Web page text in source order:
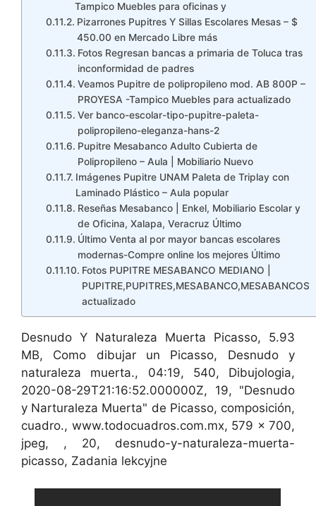
Tampico Muebles para oficinas y
Pizarrones Pupitres Y Sillas Escolares Mesas – $
450.00 en Mercado Libre más
Fotos Regresan bancas a primaria de Toluca tras
inconformidad de padres
Veamos Pupitre de polipropileno mod. AB 800P –
PROYESA -Tampico Muebles para actualizado
Ver banco-escolar-tipo-pupitre-paleta-
polipropileno-eleganza-hans-2
Pupitre Mesabanco Adulto Cubierta de
Polipropileno – Aula | Mobiliario Nuevo
Imágenes Pupitre UNAM Paleta de Triplay con
Laminado Plástico – Aula popular
Reseñas Mesabanco | Enkel, Mobiliario Escolar y
de Oficina, Xalapa, Veracruz Último
Último Venta al por mayor bancas escolares
modernas-Compre online los mejores Último
Fotos PUPITRE MESABANCO MEDIANO |
PUPITRE,PUPITRES,MESABANCO,MESABANCOS
actualizado
Desnudo Y Naturaleza Muerta Picasso, 5.93
MB, Como dibujar un Picasso, Desnudo y
naturaleza muerta., 04:19, 540, Dibujologia,
2020-08-29T21:16:52.000000Z, 19, "Desnudo
y Narturaleza Muerta" de Picasso, composición,
cuadro., www.todocuadros.com.mx, 579 x 700,
jpeg, , 20, desnudo-y-naturaleza-muerta-
picasso, Zadania lekcyjne